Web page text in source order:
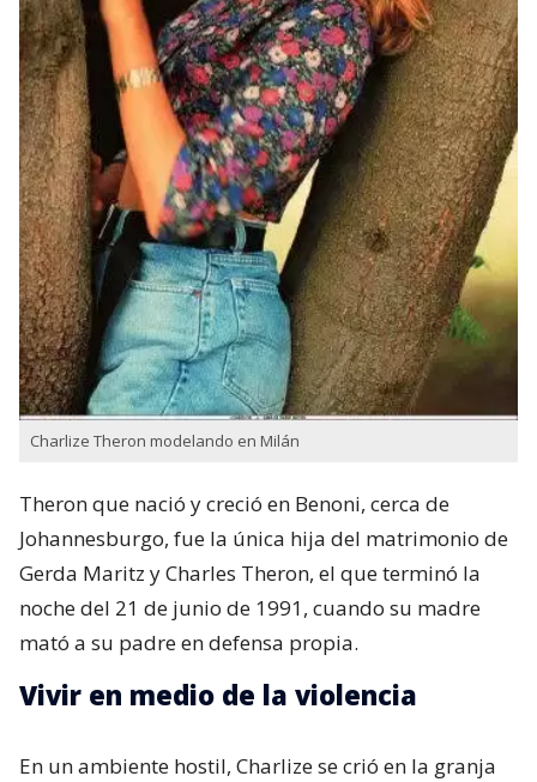
Charlize Theron modelando en Milán
Theron que nació y creció en Benoni,​ cerca de
Johannesburgo, fue la única hija del matrimonio de
Gerda Maritz​ y Charles Theron, el que terminó la
noche del 21 de junio de 1991, cuando su madre
mató a su padre en defensa propia.
Vivir en medio de la violencia
En un ambiente hostil, Charlize se crió en la granja